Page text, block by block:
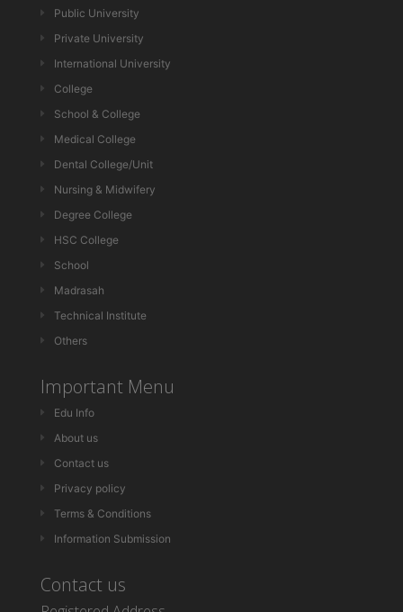
Public University
Private University
International University
College
School & College
Medical College
Dental College/Unit
Nursing & Midwifery
Degree College
HSC College
School
Madrasah
Technical Institute
Others
Important Menu
Edu Info
About us
Contact us
Privacy policy
Terms & Conditions
Information Submission
Contact us